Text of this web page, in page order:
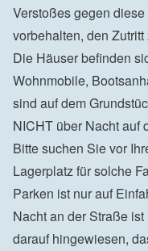
Verstoßes gegen
vorbehalten, den
Die Häuser befinden
Wohnmobile,
sind auf dem
NICHT über Nacht auf
Bitte suchen Sie vor
Lagerplatz für solche
Parken ist nur auf
Nacht an der Straße
darauf hingewiesen,